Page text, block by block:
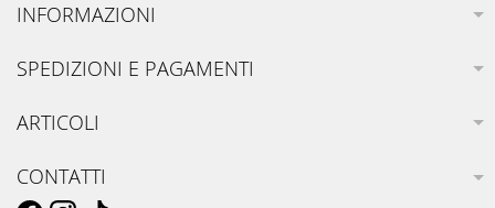
INFORMAZIONI
SPEDIZIONI E PAGAMENTI
ARTICOLI
CONTATTI